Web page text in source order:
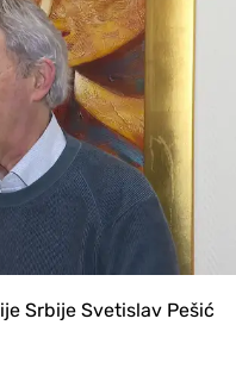
Srbije Svetislav Pešić